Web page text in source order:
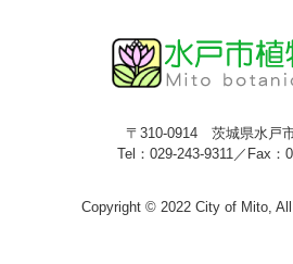
〒310-0914 茨城県水戸
Tel：029-243-9311／Fax：
Copyright © 2022 City of Mito, All